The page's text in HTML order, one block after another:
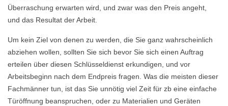
Überraschung erwarten wird, und zwar was den Preis angeht,
und das Resultat der Arbeit.
Um kein Ziel von denen zu werden, die Sie ganz wahrscheinlich
abziehen wollen, sollten Sie sich bevor Sie sich einen Auftrag
erteilen über diesen Schlüsseldienst erkundigen, und vor
Arbeitsbeginn nach dem Endpreis fragen. Was die meisten dieser
Fachmänner tun, ist das Sie unnötig viel Zeit für zb eine einfache
Türöffnung beanspruchen, oder zu Materialien und Geräten